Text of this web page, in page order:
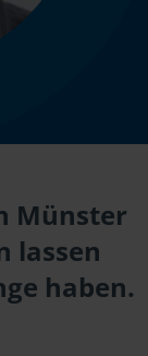
Münster
lassen
haben.